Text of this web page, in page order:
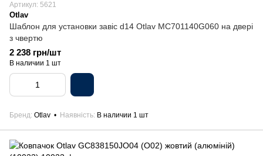
Артикул: 5621
Otlav
Шаблон для установки завіс d14 Otlav MC701140G060 на двері
з чвертю
2 238 грн/шт
В наличии 1 шт
Бренд Otlav Наявність В наличии 1 шт